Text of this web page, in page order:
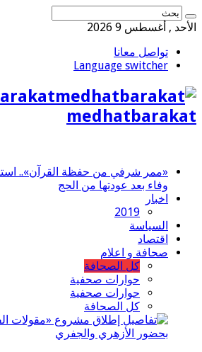
الأحد , أغسطس 9 2026
تواصل معانا
Language switcher
medhatbarakat
«ممر شرفي من حفظة القرآن»..
وفاء بعد عودتها من الحج
اخبار
2019
السياسة
اقتصاد
صحافة و اعلام
كل الصحافة
حوارات صحفية
حوارات صحفية
كل الصحافة